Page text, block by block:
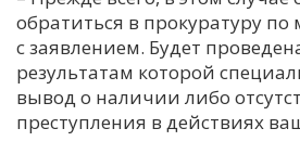
обратиться в прокуратуру по
с заявлением. Будет
результатам которой
вывод о наличии либо
преступления в действиях